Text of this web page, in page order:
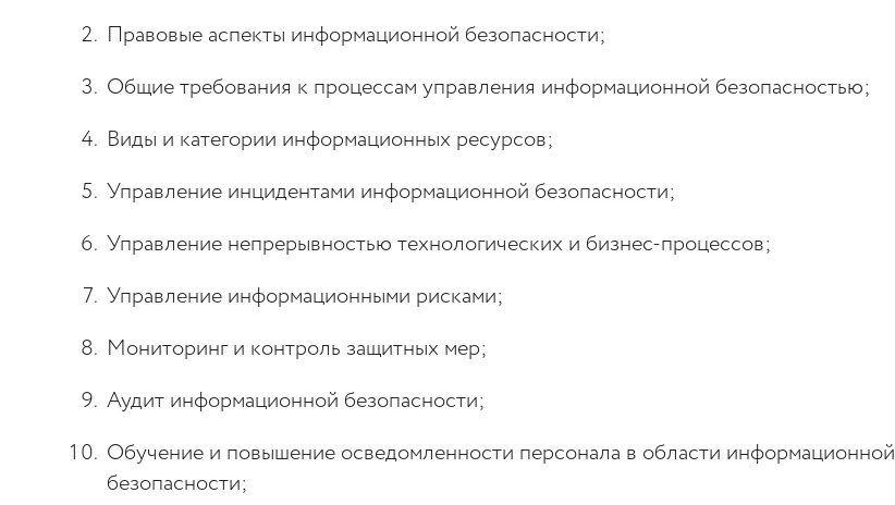
Правовые аспекты информационной безопасности;
Общие требования к процессам управления информационной безопасностью;
Виды и категории информационных ресурсов;
Управление инцидентами информационной безопасности;
Управление непрерывностью технологических и бизнес-процессов;
Управление информационными рисками;
Мониторинг и контроль защитных мер;
Аудит информационной безопасности;
Обучение и повышение осведомленности персонала в области информационной
безопасности;